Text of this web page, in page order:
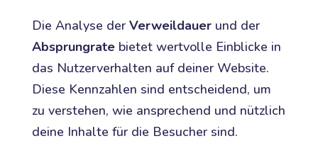
Die Analyse derVerweildauerund der
Absprungratebietet wertvolle Einblicke in
das Nutzerverhalten auf deiner Website.
Diese Kennzahlen sind entscheidend, um
zu verstehen, wie ansprechend und nützlich
deine Inhalte für die Besucher sind.